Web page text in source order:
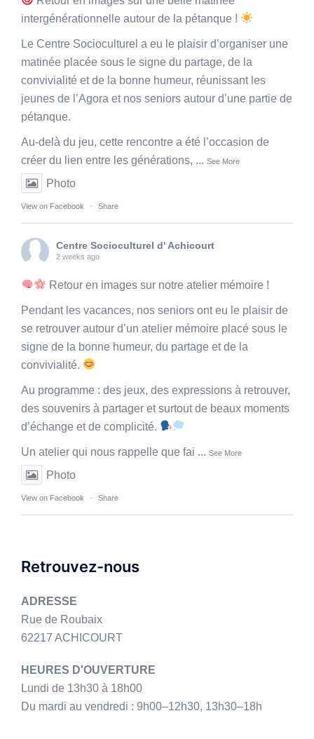
intergénérationnelle autour de la pétanque !
Le Centre Socioculturel a eu le plaisir d’organiser une
matinée placée sous le signe du partage, de la
convivialité et de la bonne humeur, réunissant les
jeunes de l’Agora et nos seniors autour d’une partie de
pétanque.
Au-delà du jeu, cette rencontre a été l’occasion de
créer du lien entre les générations, ... See More
Photo
View on Facebook · Share
Centre Socioculturel d' Achicourt
2 weeks ago
Retour en images sur notre atelier mémoire !
Pendant les vacances, nos seniors ont eu le plaisir de
se retrouver autour d’un atelier mémoire placé sous le
signe de la bonne humeur, du partage et de la
convivialité.
Au programme : des jeux, des expressions à retrouver,
des souvenirs à partager et surtout de beaux moments
d’échange et de complicité.
Un atelier qui nous rappelle que fai ... See More
Photo
View on Facebook · Share
Retrouvez-nous
ADRESSE
Rue de Roubaix
62217 ACHICOURT
HEURES D'OUVERTURE
Lundi de 13h30 à 18h00
Du mardi au vendredi : 9h00–12h30, 13h30–18h